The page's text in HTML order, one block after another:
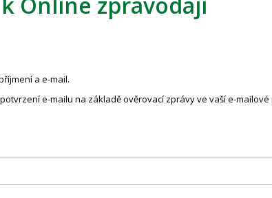
a e-mail.
e-mailu na základě ověrovací zprávy ve vaší e-mailové